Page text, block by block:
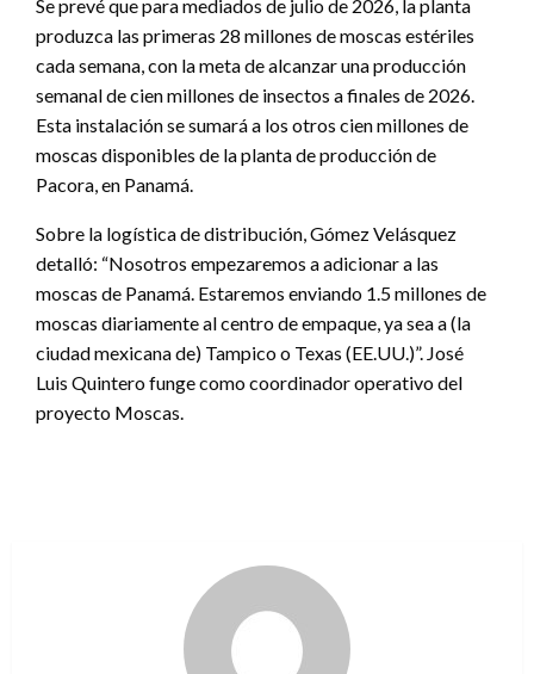
Se prevé que para mediados de julio de 2026, la planta
produzca las primeras 28 millones de moscas estériles
cada semana, con la meta de alcanzar una producción
semanal de cien millones de insectos a finales de 2026.
Esta instalación se sumará a los otros cien millones de
moscas disponibles de la planta de producción de
Pacora, en Panamá.
Sobre la logística de distribución, Gómez Velásquez
detalló: “Nosotros empezaremos a adicionar a las
moscas de Panamá. Estaremos enviando 1.5 millones de
moscas diariamente al centro de empaque, ya sea a (la
ciudad mexicana de) Tampico o Texas (EE.UU.)”. José
Luis Quintero funge como coordinador operativo del
proyecto Moscas.